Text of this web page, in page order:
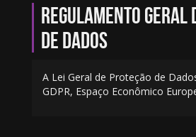
Regulamento geral
de dados
A Lei Geral de Proteção de
GDPR, Espaço Econômico